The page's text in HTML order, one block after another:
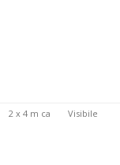
2 x 4 m ca Visibile